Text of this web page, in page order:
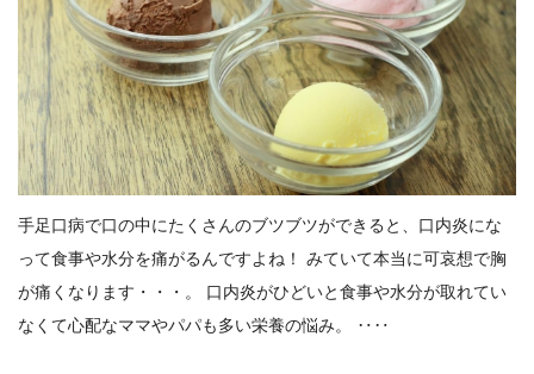
手足口病で口の中にたくさんのブツブツができると、口内炎にな
って食事や水分を痛がるんですよね！ みていて本当に可哀想で胸
が痛くなります・・・。 口内炎がひどいと食事や水分が取れてい
なくて心配なママやパパも多い栄養の悩み。 ‥‥